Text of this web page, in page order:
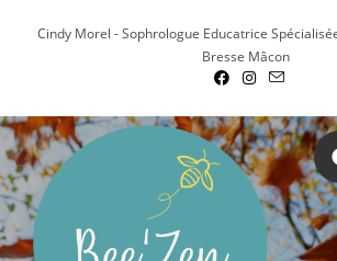
Cindy Morel - Sophrologue Educatrice
Bresse Mâcon